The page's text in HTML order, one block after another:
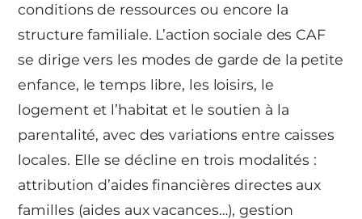
conditions de ressources ou encore la
structure familiale. L’action sociale des CAF
se dirige vers les modes de garde de la petite
enfance, le temps libre, les loisirs, le
logement et l’habitat et le soutien à la
parentalité, avec des variations entre caisses
locales. Elle se décline en trois modalités :
attribution d’aides financières directes aux
familles (aides aux vacances…), gestion